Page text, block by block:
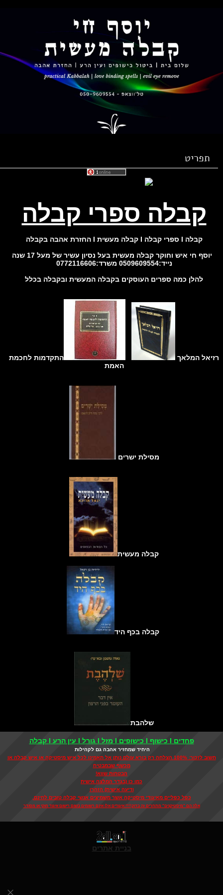
תפריט
קבלה ספרי קבלה
קבלה I ספרי קבלה I קבלה מעשית I החזרת אהבה בקבלה
חי איש וחוקר קבלה מעשית בעל נסיון עשיר של מעל 17 שנה
נייד:0509609554 משרד:0772116606
להלן כמה ספרים העוסקים בקבלה המעשית ובקבלה בכלל
המלאך
התקדמות לחכמת
האמת
מסילת ישרים
קבלה מעשית
קבלה בכף היד
שלהבת
פחדים I כישוף I כישופים I מזל I גורל I עין הרע I קבלה
היחיד שמחזיר אהבה גם לקהילות
חשוב לזכור: 100% הצלחה רק בורא עולם נותן אל תאמינו לכל איש מיסטיקה או איש קבלה או
מכשף שבמבטיח
הבטחות שווא!
כמו כן (בגדר המלצה אישית
ודיעה אישית) הזהרו
כפל כפליים מאיגודי מיסטיקה אשר משמיצים אנשי קבלה טובים לחינם,
אלה הם "מיסטיקנים" מתחרים זה בדוק!!!! איגודים אלו אינם רשומים בשום רישום איגוד חוקי או מסודר
בניית אתרים